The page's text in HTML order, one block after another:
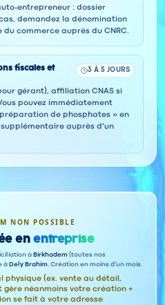
entrepreneur : dossier
demandez la dénomination
commerce auprès du CNRC.
fiscales et
3 À 5 JOURS
pour gérant), affiliation CNAS si
pouvez immédiatement
de phosphates » en
auprès d'un
NON POSSIBLE
en entreprise
à Birkhadem (toutes nos
à Dely Brahim. Création en moins d'un mois.
physique (ex. vente au détail,
néanmoins votre création +
se fait à votre adresse